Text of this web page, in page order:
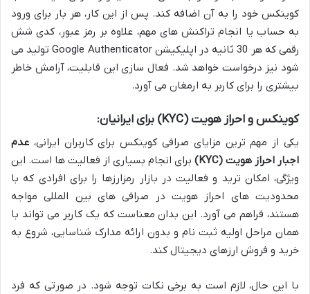
کوینکس خود را به آن اضافه کند. پس از این کار، هر بار برای ورود
به حساب یا انجام تراکنش های مهم، علاوه بر رمز عبور، کدی شش
رقمی که هر 30 ثانیه در اپلیکیشن Google Authenticator تولید می
شود نیز درخواست خواهد شد. فعال سازی این قابلیت، آرامش خاطر
بیشتری را برای کاربر به ارمغان می آورد.
کوینکس و احراز هویت (KYC) برای ایرانیان:
یکی از مهم ترین مزایای صرافی کوینکس برای کاربران ایرانی، عدم
اجبار احراز هویت (KYC)
برای انجام بسیاری از فعالیت ها است. این
ویژگی، امکان ترید و فعالیت در بازار رمزارزها را برای افرادی که با
محدودیت های احراز هویت در صرافی های بین المللی مواجه
هستند، فراهم می آورد. این بدان معناست که یک کاربر می تواند با
همان مراحل اولیه ثبت نام و بدون ارائه مدارک شناسایی، شروع به
خرید و فروش ارزهای دیجیتال کند.
با این حال، لازم است به برخی نکات توجه شود. در صورتی که فرد